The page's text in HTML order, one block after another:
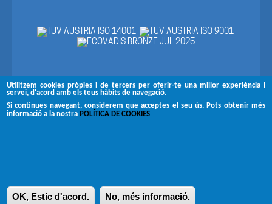
Utilitzem cookies pròpies i de tercers per oferir-te una millor experiència i
servei, d'acord amb els teus hàbits de navegació.
Si continues navegant, considerem que acceptes el seu ús. Pots obtenir més
informació a la nostra POLÍTICA DE COOKIES
OK, Estic d'acord. No, més informació.
Segueix-nos a